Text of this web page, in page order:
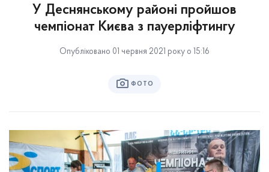
У Деснянському районі пройшов
чемпіонат Києва з пауерліфтингу
Опубліковано 01 червня 2021 року о 15:16
ФОТО